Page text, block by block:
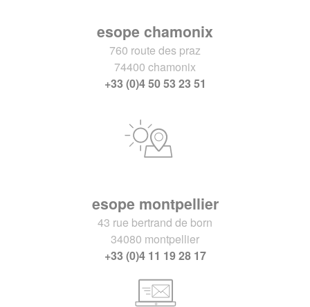
esope chamonix
760 route des praz
74400 chamonix
+33 (0)4 50 53 23 51
esope montpellier
43 rue bertrand de born
34080 montpellier
+33 (0)4 11 19 28 17